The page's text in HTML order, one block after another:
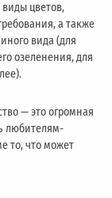
цветов,
а также
вида (для
озеленения, для
— это огромная
любителям-
то, что может